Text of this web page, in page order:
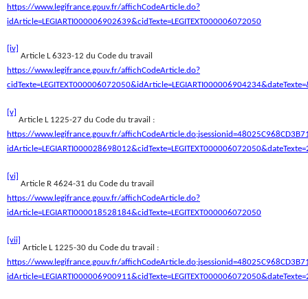
https://www.legifrance.gouv.fr/affichCodeArticle.do?
idArticle=LEGIARTI000006902639&cidTexte=LEGITEXT000006072050
[iv]
Article L 6323-12 du Code du travail
https://www.legifrance.gouv.fr/affichCodeArticle.do?
[v]
Article L 1225-27 du Code du travail :
https://www.legifrance.gouv.fr/
[vi]
Article R 4624-31 du Code du travail
https://www.legifrance.gouv.fr/affichCodeArticle.do?
idArticle=LEGIARTI000018528184&cidTexte=LEGITEXT000006072050
[vii]
Article L 1225-30 du Code du travail :
https://www.legifrance.gouv.fr/